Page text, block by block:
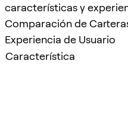
características y
Comparación de
Experiencia de Usuario
Característica